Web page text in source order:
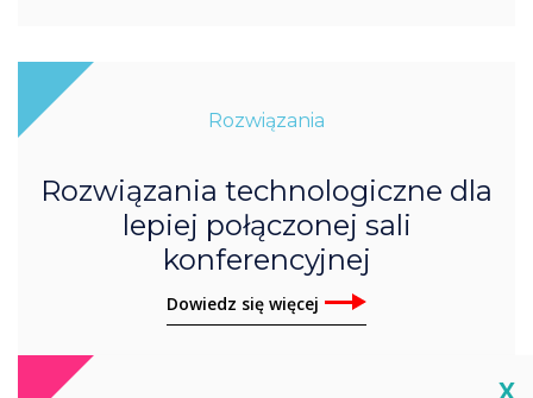
Rozwiązania
Rozwiązania technologiczne dla
lepiej połączonej sali
konferencyjnej
Dowiedz się więcej
X